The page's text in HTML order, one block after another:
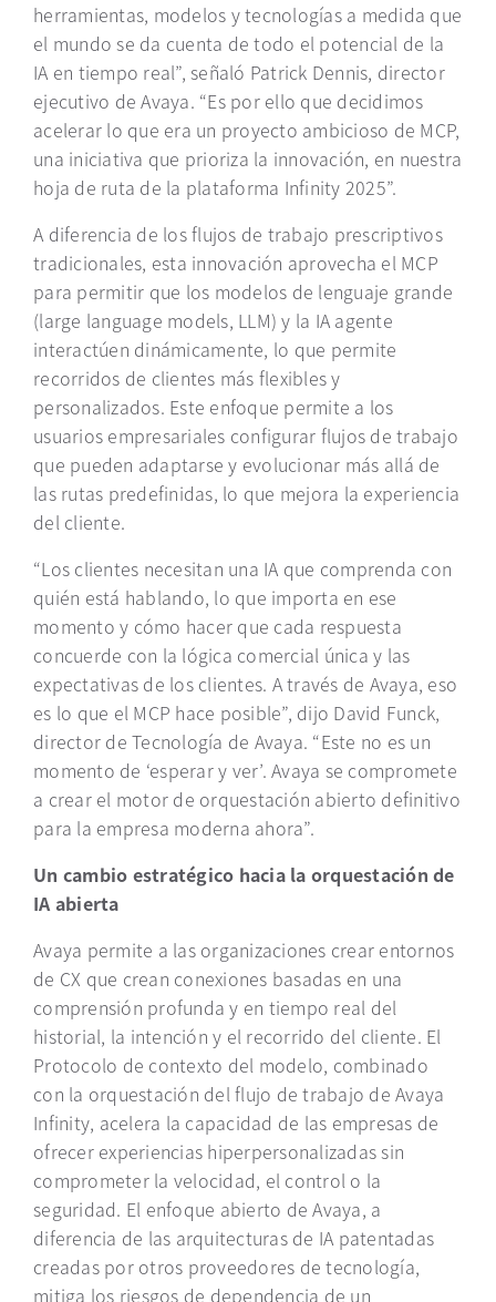
herramientas, modelos y tecnologías a medida que
el mundo se da cuenta de todo el potencial de la
IA en tiempo real”, señaló Patrick Dennis, director
ejecutivo de Avaya. “Es por ello que decidimos
acelerar lo que era un proyecto ambicioso de MCP,
una iniciativa que prioriza la innovación, en nuestra
hoja de ruta de la plataforma Infinity 2025”.
A diferencia de los flujos de trabajo prescriptivos
tradicionales, esta innovación aprovecha el MCP
para permitir que los modelos de lenguaje grande
(large language models, LLM) y la IA agente
interactúen dinámicamente, lo que permite
recorridos de clientes más flexibles y
personalizados. Este enfoque permite a los
usuarios empresariales configurar flujos de trabajo
que pueden adaptarse y evolucionar más allá de
las rutas predefinidas, lo que mejora la experiencia
del cliente.
“Los clientes necesitan una IA que comprenda con
quién está hablando, lo que importa en ese
momento y cómo hacer que cada respuesta
concuerde con la lógica comercial única y las
expectativas de los clientes. A través de Avaya, eso
es lo que el MCP hace posible”, dijo David Funck,
director de Tecnología de Avaya. “Este no es un
momento de ‘esperar y ver’. Avaya se compromete
a crear el motor de orquestación abierto definitivo
para la empresa moderna ahora”.
Un cambio estratégico hacia la orquestación de
IA abierta
Avaya permite a las organizaciones crear entornos
de CX que crean conexiones basadas en una
comprensión profunda y en tiempo real del
historial, la intención y el recorrido del cliente. El
Protocolo de contexto del modelo, combinado
con la orquestación del flujo de trabajo de Avaya
Infinity, acelera la capacidad de las empresas de
ofrecer experiencias hiperpersonalizadas sin
comprometer la velocidad, el control o la
seguridad. El enfoque abierto de Avaya, a
diferencia de las arquitecturas de IA patentadas
creadas por otros proveedores de tecnología,
mitiga los riesgos de dependencia de un